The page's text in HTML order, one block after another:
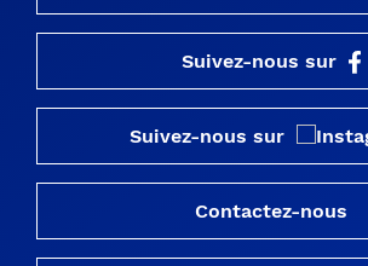
Suivez-nous sur
Suivez-nous sur
Contactez-nous